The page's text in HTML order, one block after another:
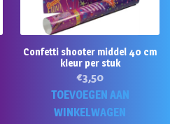
Confetti shooter middel 40 cm
kleur per stuk
€3,50
TOEVOEGEN AAN
WINKELWAGEN